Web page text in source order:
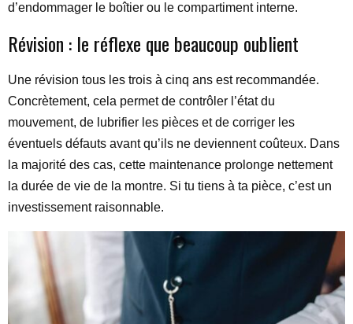
d’endommager le boîtier ou le compartiment interne.
Révision : le réflexe que beaucoup oublient
Une révision tous les trois à cinq ans est recommandée.
Concrètement, cela permet de contrôler l’état du
mouvement, de lubrifier les pièces et de corriger les
éventuels défauts avant qu’ils ne deviennent coûteux. Dans
la majorité des cas, cette maintenance prolonge nettement
la durée de vie de la montre. Si tu tiens à ta pièce, c’est un
investissement raisonnable.